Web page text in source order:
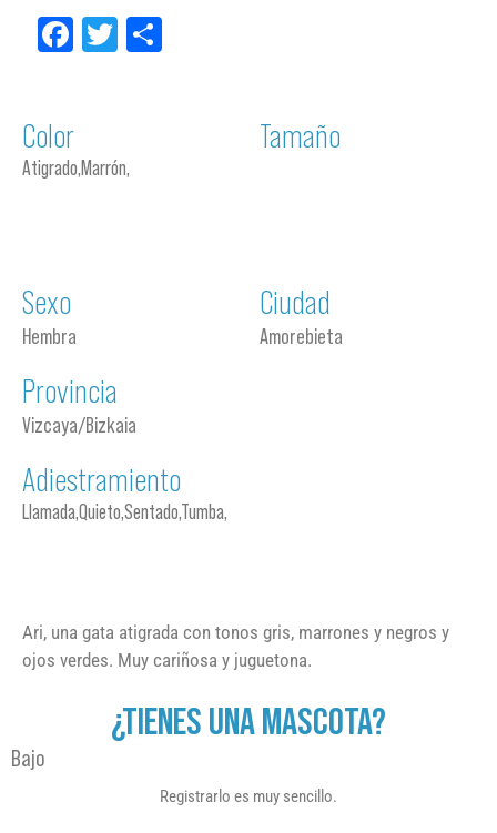
Facebook
Twitter
Color
Atigrado,Marrón,
Tamaño
Sexo
Hembra
Ciudad
Amorebieta
Provincia
Vizcaya/Bizkaia
Adiestramiento
Llamada,Quieto,Sentado,Tumba,
Ari, una gata atigrada con tonos gris, marrones y negros y
ojos verdes. Muy cariñosa y juguetona.
¿TIENES UNA MASCOTA?
Bajo
Registrarlo es muy sencillo.